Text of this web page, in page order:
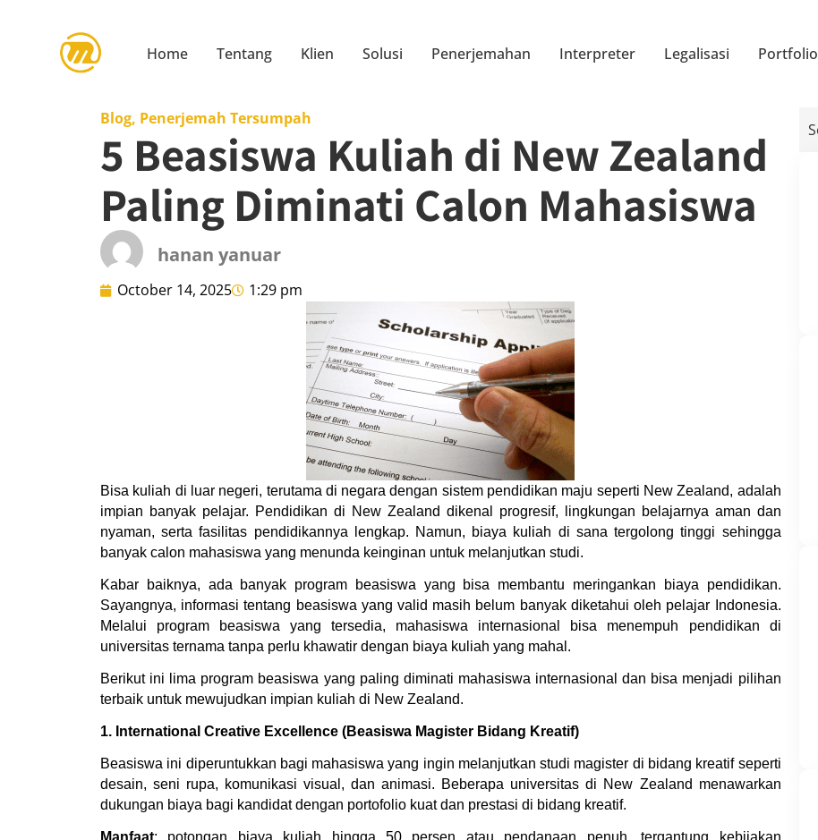
Home Tentang Klien Solusi Penerjemahan Interpreter Legalisasi Portfolio
Blog, Penerjemah Tersumpah
5 Beasiswa Kuliah di New Zealand
Paling Diminati Calon Mahasiswa
hanan yanuar
October 14, 2025 1:29 pm
Bisa kuliah di luar negeri, terutama di negara dengan sistem pendidikan maju seperti New Zealand, adalah
impian banyak pelajar. Pendidikan di New Zealand dikenal progresif, lingkungan belajarnya aman dan
nyaman, serta fasilitas pendidikannya lengkap. Namun, biaya kuliah di sana tergolong tinggi sehingga
banyak calon mahasiswa yang menunda keinginan untuk melanjutkan studi.
Kabar baiknya, ada banyak program beasiswa yang bisa membantu meringankan biaya pendidikan.
Sayangnya, informasi tentang beasiswa yang valid masih belum banyak diketahui oleh pelajar Indonesia.
Melalui program beasiswa yang tersedia, mahasiswa internasional bisa menempuh pendidikan di
universitas ternama tanpa perlu khawatir dengan biaya kuliah yang mahal.
Berikut ini lima program beasiswa yang paling diminati mahasiswa internasional dan bisa menjadi pilihan
terbaik untuk mewujudkan impian kuliah di New Zealand.
1. International Creative Excellence (Beasiswa Magister Bidang Kreatif)
Beasiswa ini diperuntukkan bagi mahasiswa yang ingin melanjutkan studi magister di bidang kreatif seperti
desain, seni rupa, komunikasi visual, dan animasi. Beberapa universitas di New Zealand menawarkan
dukungan biaya bagi kandidat dengan portofolio kuat dan prestasi di bidang kreatif.
Manfaat: potongan biaya kuliah hingga 50 persen atau pendanaan penuh, tergantung kebijakan